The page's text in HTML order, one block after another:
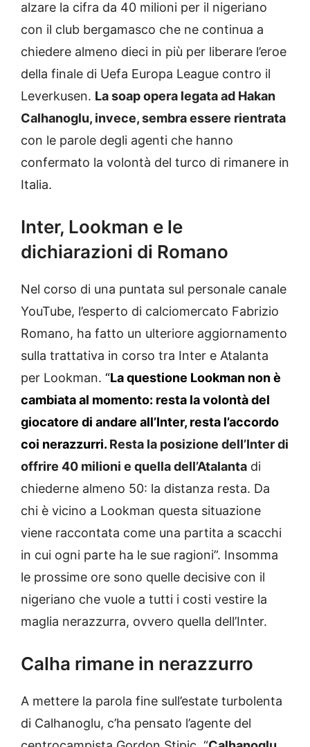
alzare la cifra da 40 milioni per il nigeriano
con il club bergamasco che ne continua a
chiedere almeno dieci in più per liberare l’eroe
della finale di Uefa Europa League contro il
Leverkusen. La soap opera legata ad Hakan
Calhanoglu, invece, sembra essere rientrata
con le parole degli agenti che hanno
confermato la volontà del turco di rimanere in
Italia.
Inter, Lookman e le
dichiarazioni di Romano
Nel corso di una puntata sul personale canale
YouTube, l’esperto di calciomercato Fabrizio
Romano, ha fatto un ulteriore aggiornamento
sulla trattativa in corso tra Inter e Atalanta
per Lookman. “La questione Lookman non è
cambiata al momento: resta la volontà del
giocatore di andare all’Inter, resta l’accordo
coi nerazzurri. Resta la posizione dell’Inter di
offrire 40 milioni e quella dell’Atalanta di
chiederne almeno 50: la distanza resta. Da
chi è vicino a Lookman questa situazione
viene raccontata come una partita a scacchi
in cui ogni parte ha le sue ragioni”. Insomma
le prossime ore sono quelle decisive con il
nigeriano che vuole a tutti i costi vestire la
maglia nerazzurra, ovvero quella dell’Inter.
Calha rimane in nerazzurro
A mettere la parola fine sull’estate turbolenta
di Calhanoglu, c’ha pensato l’agente del